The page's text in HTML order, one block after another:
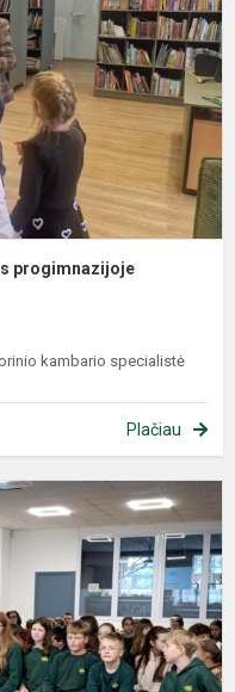
progimnazijoje
kambario specialistė
Plačiau